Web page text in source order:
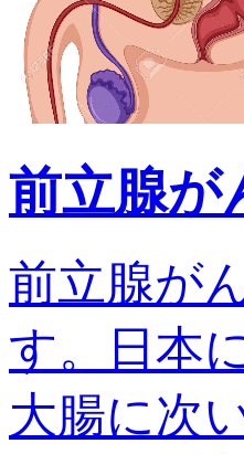
前立腺が
前立腺が
す。日本
大腸に次